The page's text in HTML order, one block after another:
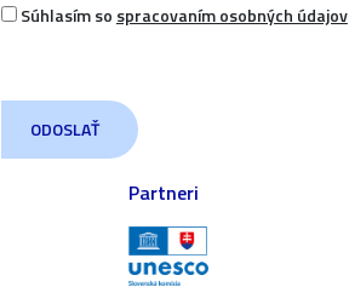
Súhlasím so spracovaním osobných údajov
Partneri